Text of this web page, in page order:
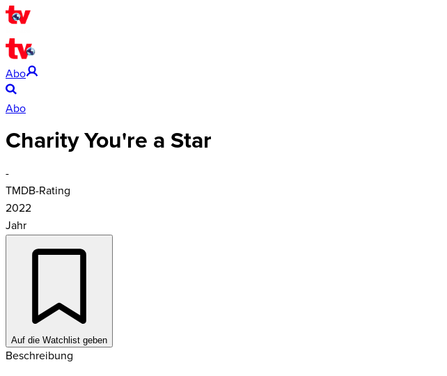
Abo
Abo
Charity You're a Star
-
TMDB-Rating
2022
Jahr
Auf die Watchlist geben
Beschreibung